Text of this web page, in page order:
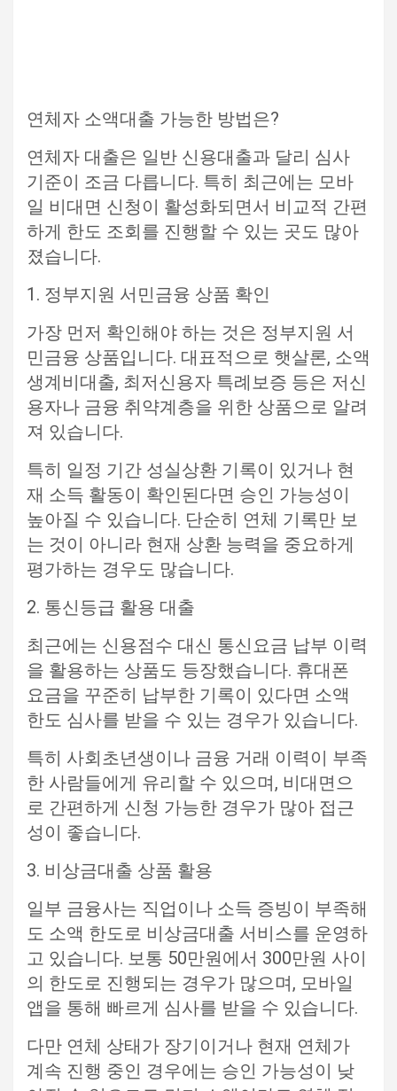
연체자 소액대출 가능한 방법은?
연체자 대출은 일반 신용대출과 달리 심사
기준이 조금 다릅니다. 특히 최근에는 모바
일 비대면 신청이 활성화되면서 비교적 간편
하게 한도 조회를 진행할 수 있는 곳도 많아
졌습니다.
1. 정부지원 서민금융 상품 확인
가장 먼저 확인해야 하는 것은 정부지원 서
민금융 상품입니다. 대표적으로 햇살론, 소액
생계비대출, 최저신용자 특례보증 등은 저신
용자나 금융 취약계층을 위한 상품으로 알려
져 있습니다.
특히 일정 기간 성실상환 기록이 있거나 현
재 소득 활동이 확인된다면 승인 가능성이
높아질 수 있습니다. 단순히 연체 기록만 보
는 것이 아니라 현재 상환 능력을 중요하게
평가하는 경우도 많습니다.
2. 통신등급 활용 대출
최근에는 신용점수 대신 통신요금 납부 이력
을 활용하는 상품도 등장했습니다. 휴대폰
요금을 꾸준히 납부한 기록이 있다면 소액
한도 심사를 받을 수 있는 경우가 있습니다.
특히 사회초년생이나 금융 거래 이력이 부족
한 사람들에게 유리할 수 있으며, 비대면으
로 간편하게 신청 가능한 경우가 많아 접근
성이 좋습니다.
3. 비상금대출 상품 활용
일부 금융사는 직업이나 소득 증빙이 부족해
도 소액 한도로 비상금대출 서비스를 운영하
고 있습니다. 보통 50만원에서 300만원 사이
의 한도로 진행되는 경우가 많으며, 모바일
앱을 통해 빠르게 심사를 받을 수 있습니다.
다만 연체 상태가 장기이거나 현재 연체가
계속 진행 중인 경우에는 승인 가능성이 낮